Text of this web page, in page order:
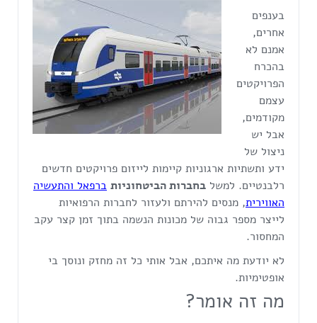
בענפים
אחרים,
אמנם לא
בהכרח
הפרויקטים
עצמם
מקודמים,
אבל יש
ניצול של
ידע ותשתיות ארגוניות קיימות לייזום פרויקטים חדשים
רלבנטיים. למשל בחברות הביטחוניות ברפאל והתעשיה
האווירית, מנסים להירתם ולעזור לחברות הרפואיות
לייצר מספר גבוה של מכונות הנשמה בתוך זמן קצר עקב
המחסור.
לא יודעת מה איתכם, אבל אותי כל זה מחזק ונוסך בי
אופטימיות.
מה זה אומר?